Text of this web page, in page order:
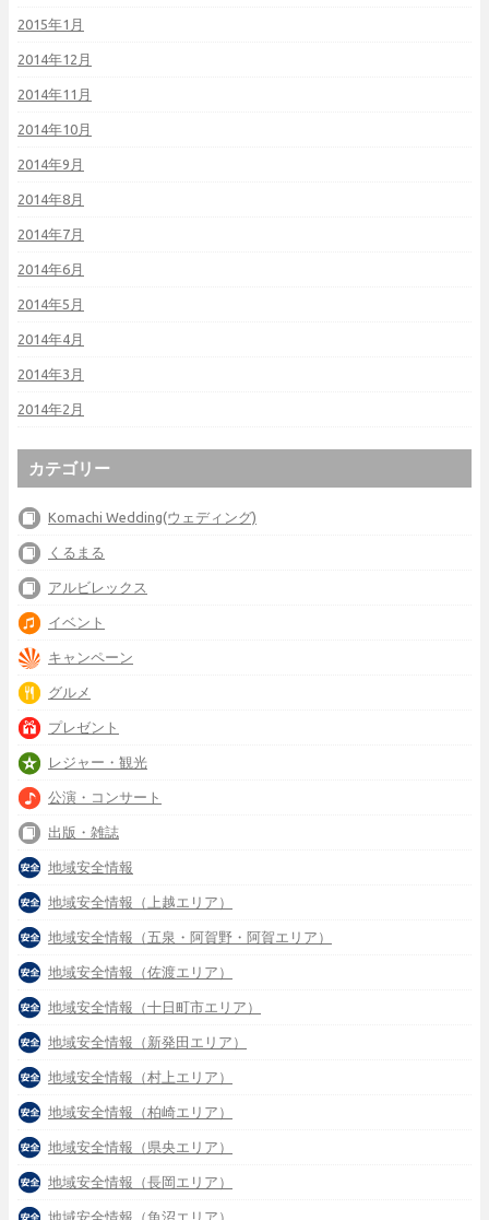
2015年1月
2014年12月
2014年11月
2014年10月
2014年9月
2014年8月
2014年7月
2014年6月
2014年5月
2014年4月
2014年3月
2014年2月
カテゴリー
Komachi Wedding(ウェディング)
くるまる
アルビレックス
イベント
キャンペーン
グルメ
プレゼント
レジャー・観光
公演・コンサート
出版・雑誌
地域安全情報
地域安全情報（上越エリア）
地域安全情報（五泉・阿賀野・阿賀エリア）
地域安全情報（佐渡エリア）
地域安全情報（十日町市エリア）
地域安全情報（新発田エリア）
地域安全情報（村上エリア）
地域安全情報（柏崎エリア）
地域安全情報（県央エリア）
地域安全情報（長岡エリア）
地域安全情報（魚沼エリア）